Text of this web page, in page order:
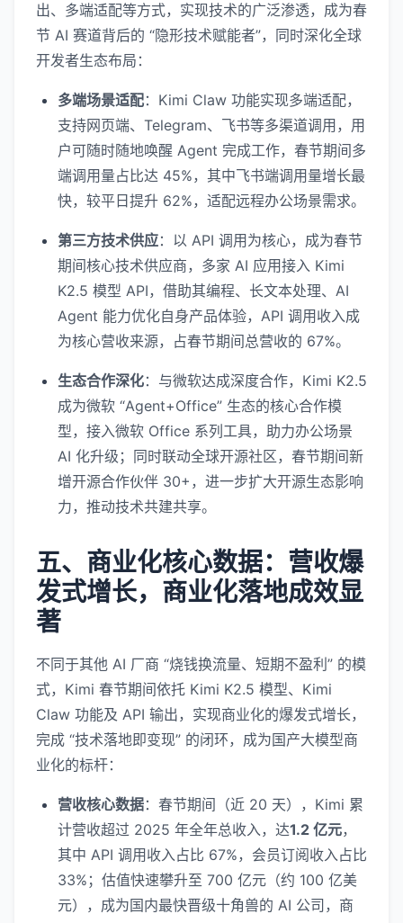
出、多端适配等方式，实现技术的广泛渗透，成为春
节 AI 赛道背后的 “隐形技术赋能者”，同时深化全球
开发者生态布局：
多端场景适配：Kimi Claw 功能实现多端适配，
支持网页端、Telegram、飞书等多渠道调用，用
户可随时随地唤醒 Agent 完成工作，春节期间多
端调用量占比达 45%，其中飞书端调用量增长最
快，较平日提升 62%，适配远程办公场景需求。
第三方技术供应：以 API 调用为核心，成为春节
期间核心技术供应商，多家 AI 应用接入 Kimi
K2.5 模型 API，借助其编程、长文本处理、AI
Agent 能力优化自身产品体验，API 调用收入成
为核心营收来源，占春节期间总营收的 67%。
生态合作深化：与微软达成深度合作，Kimi K2.5
成为微软 “Agent+Office” 生态的核心合作模
型，接入微软 Office 系列工具，助力办公场景
AI 化升级；同时联动全球开源社区，春节期间新
增开源合作伙伴 30+，进一步扩大开源生态影响
力，推动技术共建共享。
五、商业化核心数据：营收爆
发式增长，商业化落地成效显
著
不同于其他 AI 厂商 “烧钱换流量、短期不盈利” 的模
式，Kimi 春节期间依托 Kimi K2.5 模型、Kimi
Claw 功能及 API 输出，实现商业化的爆发式增长，
完成 “技术落地即变现” 的闭环，成为国产大模型商
业化的标杆：
营收核心数据：春节期间（近 20 天），Kimi 累
计营收超过 2025 年全年总收入，达1.2 亿元，
其中 API 调用收入占比 67%，会员订阅收入占比
33%；估值快速攀升至 700 亿元（约 100 亿美
元），成为国内最快晋级十角兽的 AI 公司，商